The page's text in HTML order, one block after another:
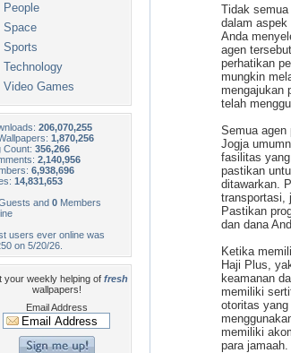
People
Space
Sports
Technology
Video Games
206,070,255
1,870,256
Count: 356,266
2,140,956
6,938,696
14,831,653
and 0 Members
users ever online was
on 5/20/26.
your weekly helping of fresh
wallpapers!
Email Address
Tidak
dalam aspek
Anda
agen
perhatikan
mungkin
mengajukan
telah
Semua agen
Jogja
fasilitas
pastikan
ditawarkan.
transportasi,
Pastikan
dan dana
Ketika
Haji Plus,
keamanan
memiliki
otoritas
memiliki
para jamaah.